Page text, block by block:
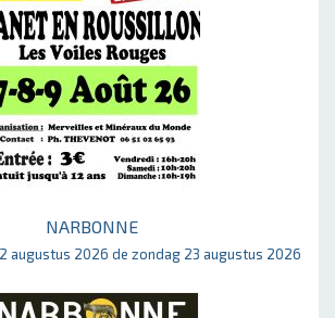
NARBONNE
augustus 2026 de zondag 23 augustus 2026